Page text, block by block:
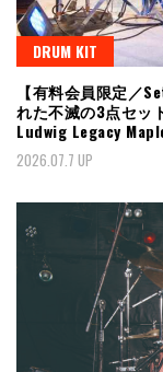
DRUM KIT
【有料会員限定／
れた不滅の3点セッ
Ludwig Legacy
2026.07.7 UP